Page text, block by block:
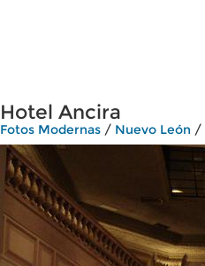
Hotel Ancira
Fotos Modernas / Nuevo León /